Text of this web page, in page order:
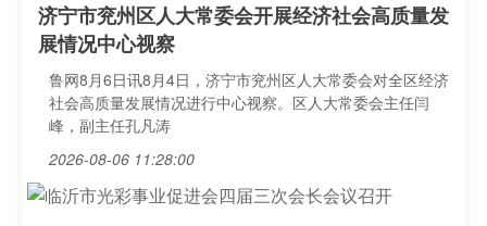
济宁市兖州区人大常委会开展经济社会高质量发
展情况中心视察
鲁网8月6日讯8月4日，济宁市兖州区人大常委会对全区经济
社会高质量发展情况进行中心视察。区人大常委会主任闫
峰，副主任孔凡涛
2026-08-06 11:28:00